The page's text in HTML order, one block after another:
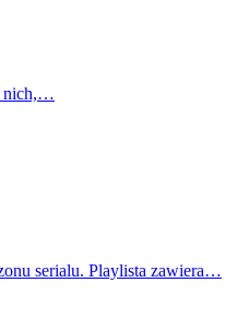
nich,…
serialu. Playlista zawiera…